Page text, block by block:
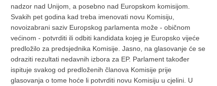
nadzor nad Unijom, a posebno nad Europskom komisijom.
Svakih pet godina kad treba imenovati novu Komisiju,
novoizabrani saziv Europskog parlamenta može - običnom
većinom - potvrditi ili odbiti kandidata kojeg je Europsko vijeće
predložilo za predsjednika Komisije. Jasno, na glasovanje će se
odraziti rezultati nedavnih izbora za EP. Parlament također
ispituje svakog od predloženih članova Komisije prije
glasovanja o tome hoće li potvrditi novu Komisiju u cjelini. U